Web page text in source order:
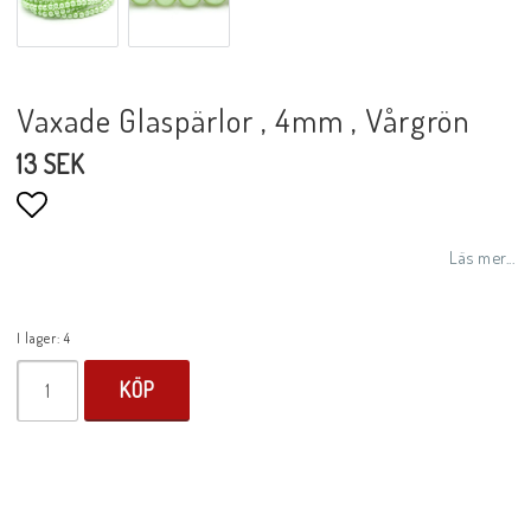
Vaxade Glaspärlor , 4mm , Vårgrön
13 SEK
Läs mer...
I lager: 4
KÖP